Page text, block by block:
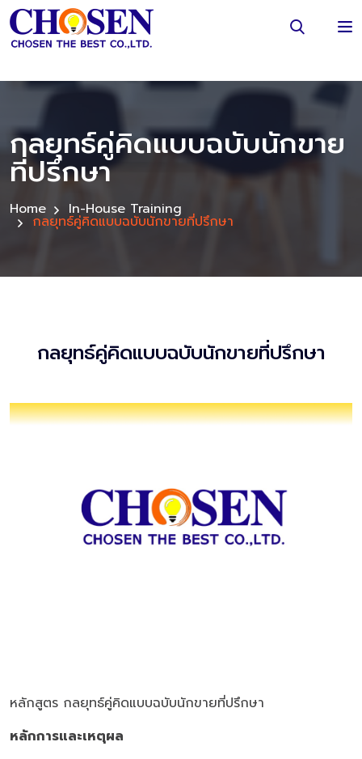
กลยุทธ์คู่คิดแบบฉบับนักขาย
ที่ปรึกษา
Home In-House Training
กลยุทธ์คู่คิดแบบฉบับนักขายที่ปรึกษา
กลยุทธ์คู่คิดแบบฉบับนักขายที่ปรึกษา
หลักสูตร กลยุทธ์คู่คิดแบบฉบับนักขายที่ปรึกษา
หลักการและเหตุผล